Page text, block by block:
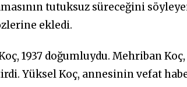
tutuksuz süreceğini
ekledi.
1937 doğumluydu. Mehriban
Yüksel Koç, annesinin vefat